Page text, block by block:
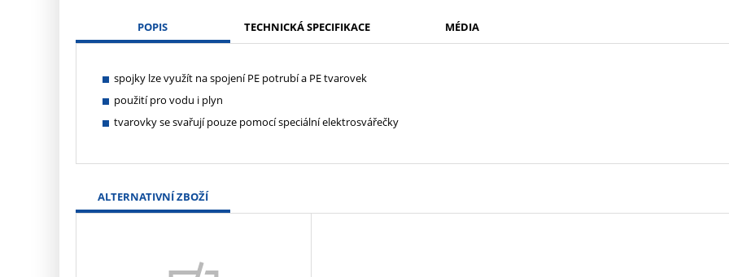
POPIS TECHNICKÁ SPECIFIKACE MÉDIA
spojky lze využít na spojení PE potrubí a PE tvarovek
použití pro vodu i plyn
tvarovky se svařují pouze pomocí speciální elektrosvářečky
ALTERNATIVNÍ ZBOŽÍ